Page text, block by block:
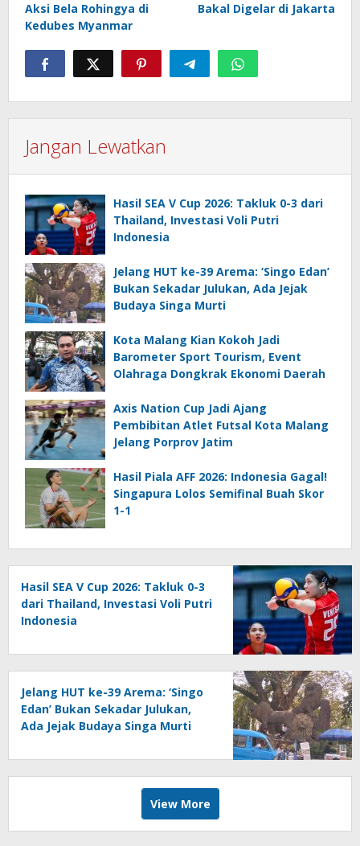
Aksi Bela Rohingya di
Kedubes Myanmar
Bakal Digelar di Jakarta
Jangan Lewatkan
Hasil SEA V Cup 2026: Takluk 0-3 dari
Thailand, Investasi Voli Putri
Indonesia
Jelang HUT ke-39 Arema: ‘Singo Edan’
Bukan Sekadar Julukan, Ada Jejak
Budaya Singa Murti
Kota Malang Kian Kokoh Jadi
Barometer Sport Tourism, Event
Olahraga Dongkrak Ekonomi Daerah
Axis Nation Cup Jadi Ajang
Pembibitan Atlet Futsal Kota Malang
Jelang Porprov Jatim
Hasil Piala AFF 2026: Indonesia Gagal!
Singapura Lolos Semifinal Buah Skor
1-1
Hasil SEA V Cup 2026: Takluk 0-3
dari Thailand, Investasi Voli Putri
Indonesia
Jelang HUT ke-39 Arema: ‘Singo
Edan’ Bukan Sekadar Julukan,
Ada Jejak Budaya Singa Murti
View More